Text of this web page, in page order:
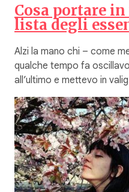
Cosa portare in
lista degli
Alzi la mano chi – come
qualche tempo fa
all’ultimo e mettevo in